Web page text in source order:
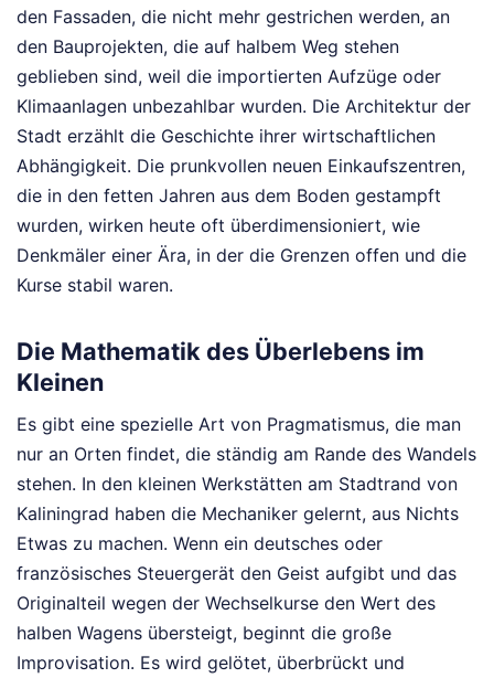
den Fassaden, die nicht mehr gestrichen werden, an
den Bauprojekten, die auf halbem Weg stehen
geblieben sind, weil die importierten Aufzüge oder
Klimaanlagen unbezahlbar wurden. Die Architektur der
Stadt erzählt die Geschichte ihrer wirtschaftlichen
Abhängigkeit. Die prunkvollen neuen Einkaufszentren,
die in den fetten Jahren aus dem Boden gestampft
wurden, wirken heute oft überdimensioniert, wie
Denkmäler einer Ära, in der die Grenzen offen und die
Kurse stabil waren.
Die Mathematik des Überlebens im
Kleinen
Es gibt eine spezielle Art von Pragmatismus, die man
nur an Orten findet, die ständig am Rande des Wandels
stehen. In den kleinen Werkstätten am Stadtrand von
Kaliningrad haben die Mechaniker gelernt, aus Nichts
Etwas zu machen. Wenn ein deutsches oder
französisches Steuergerät den Geist aufgibt und das
Originalteil wegen der Wechselkurse den Wert des
halben Wagens übersteigt, beginnt die große
Improvisation. Es wird gelötet, überbrückt und